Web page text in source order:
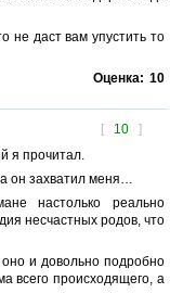
не даст вам упустить то
Оценка: 10
[ 10 ]
я прочитал.
он захватил меня…
настолько реально
несчастных родов, что
и довольно подробно
всего происходящего, а